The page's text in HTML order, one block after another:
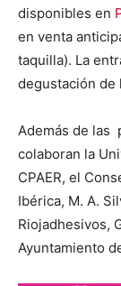
disponibles en
en venta
taquilla). La
degustación de
Además de las
colaboran la
CPAER, el
Ibérica, M. A.
Riojadhesivos,
Ayuntamiento